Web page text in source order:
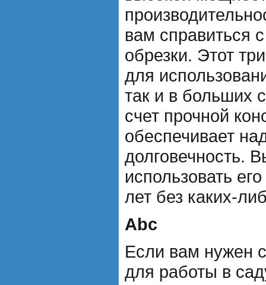
вам справиться
обрезки. Этот
для
так и в больших
счет прочной
обеспечивает
долговечность.
использовать
лет без каких-
Abc
Если вам нужен
для работы в